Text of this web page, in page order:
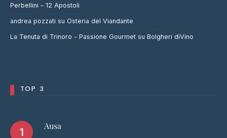
Perbellini – 12 Apostoli
andrea pozzati su Osteria del Viandante
La Tenuta di Trinoro - Passione Gourmet su Bolgheri diVino
TOP 3
Ausa